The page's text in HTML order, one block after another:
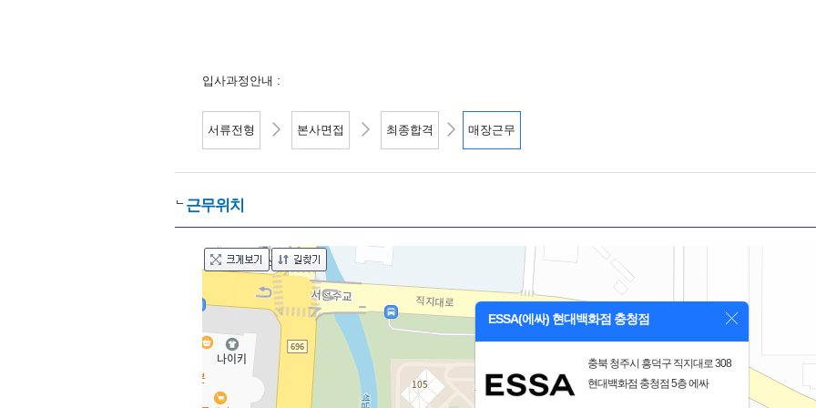
입사과정안내 :
서류전형 본사면접 최종합격 매장근무
근무위치
ESSA(에싸) 현대백화점 충청점
충북 청주시 흥덕구 직지대로 308
현대백화점 충청점 5층 에싸